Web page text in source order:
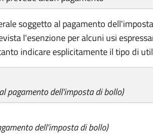
soggetto al pagamento
l'esenzione per alcuni usi
indicare esplicitamente il tipo di
pagamento dell'imposta di bollo)
dell'imposta di bollo)